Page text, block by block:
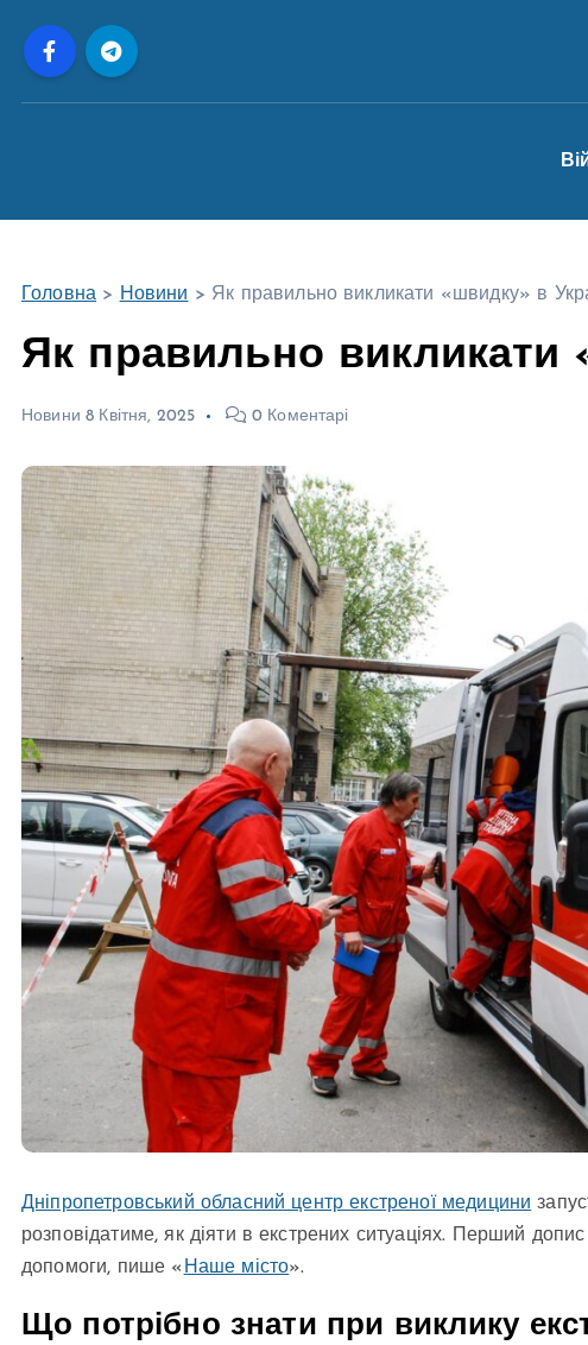
Головна > Новини > Як правильно викликати «швидку» в
Як правильно викликати
Новини 8 Квітня, 2025 0 Коментарі
Дніпропетровський обласний центр екстреної медицини
розповідатиме, як діяти в екстрених ситуаціях. Перший
допомоги, пише « Наше місто».
Що потрібно знати при виклику